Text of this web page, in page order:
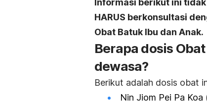
Informasi berikut ini
HARUS berkonsultasi
Obat Batuk Ibu dan Anak.
Berapa dosis
dewasa?
Berikut adalah dosis obat
Nin Jiom Pei Pa